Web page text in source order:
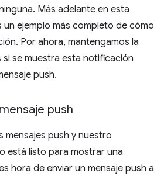
Más adelante en esta
un ejemplo más completo de cómo
Por ahora, mantengamos la
si se muestra esta notificación
push.
push
mensajes push y nuestro
está listo para mostrar una
hora de enviar un mensaje push a